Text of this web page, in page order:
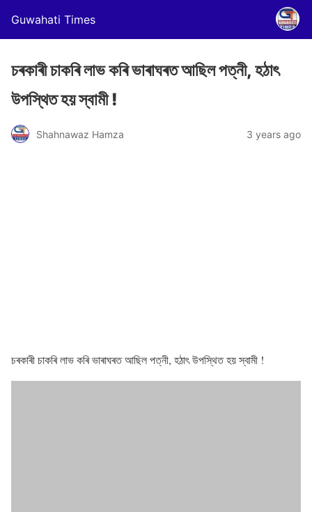
Guwahati Times
চৰকাৰী চাকৰি লাভ কৰি ভাৰাঘৰত আছিল পত্নী, হঠাৎ
উপস্থিত হয় স্বামী !
Shahnawaz Hamza 3 years ago
চৰকাৰী চাকৰি লাভ কৰি ভাৰাঘৰত আছিল পত্নী, হঠাৎ উপস্থিত হয় স্বামী !